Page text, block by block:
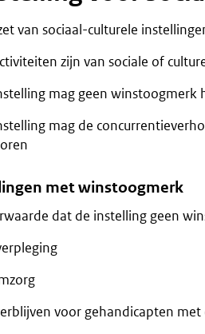
van sociaal-culturele
zijn van sociale of
mag geen winstoogmerk
mag de
met winstoogmerk
dat de instelling geen
voor gehandicapten